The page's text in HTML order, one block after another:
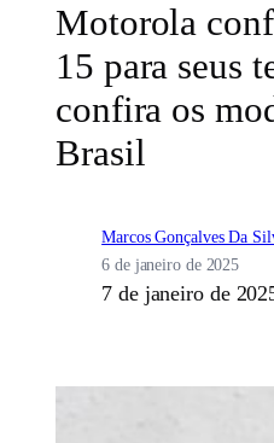
Motorola
15 para seus
confira os
Brasil
Marcos Gonçalves Da
6 de janeiro de 2025
7 de janeiro de